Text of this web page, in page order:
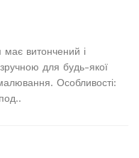
має витончений і
для будь-якої
Особливості: